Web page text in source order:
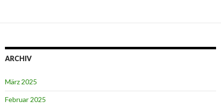
ARCHIV
März 2025
Februar 2025